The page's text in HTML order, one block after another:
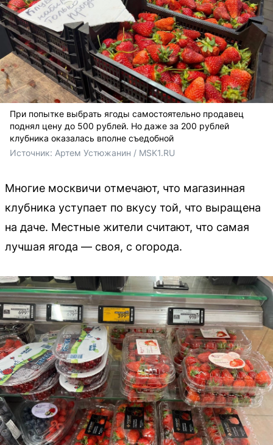
При попытке выбрать ягоды самостоятельно продавец
поднял цену до 500 рублей. Но даже за 200 рублей
клубника оказалась вполне съедобной
Источник: Артем Устюжанин / MSK1.RU
Многие москвичи отмечают, что магазинная
клубника уступает по вкусу той, что выращена
на даче. Местные жители считают, что самая
лучшая ягода — своя, с огорода.